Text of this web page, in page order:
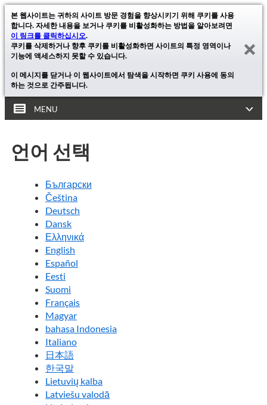
본 웹사이트는 귀하의 사이트 방문 경험을 향상시키기 위해 쿠키를 사용
합니다. 자세한 내용을 보거나 쿠키를 비활성화하는 방법을 알아보려면
이 링크를 클릭하십시오.
쿠키를 삭제하거나 향후 쿠키를 비활성화하면 사이트의 특정 영역이나
기능에 액세스하지 못할 수 있습니다.
이 메시지를 닫거나 이 웹사이트에서 탐색을 시작하면 쿠키 사용에 동의
하는 것으로 간주됩니다.
MENU
언어 선택
Български
Čeština
Deutsch
Dansk
Ελληνικά
English
Español
Eesti
Suomi
Français
Magyar
bahasa Indonesia
Italiano
日本語
한국말
Lietuvių kalba
Latviešu valodā